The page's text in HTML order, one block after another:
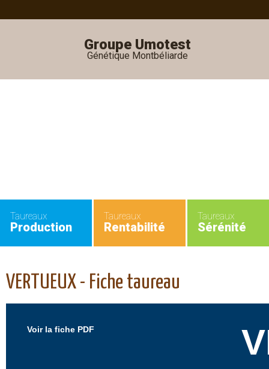
Groupe Umotest
Génétique Montbéliarde
Taureaux
Production
Taureaux
Rentabilité
Taureaux
Sérénité
VERTUEUX - Fiche taureau
Voir la fiche PDF